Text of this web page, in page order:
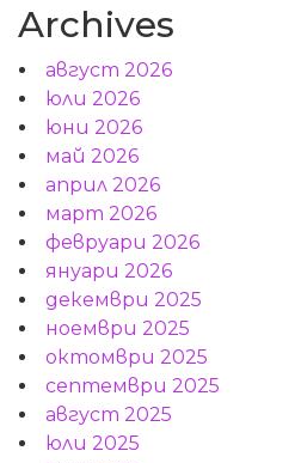
Archives
август 2026
юли 2026
юни 2026
май 2026
април 2026
март 2026
февруари 2026
януари 2026
декември 2025
ноември 2025
октомври 2025
септември 2025
август 2025
юли 2025